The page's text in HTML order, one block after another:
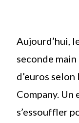
Aujourd’hui,
seconde
d’euros
Company. Un
s’essouffler